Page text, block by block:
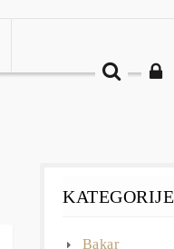
KATEGORIJE
Bakar